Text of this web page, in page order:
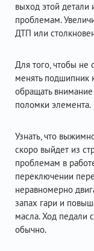
выход этой детали
проблемам.
ДТП или
Для того, чтобы не
менять подшипник
обращать
поломки элемента.
Узнать, что
скоро выйдет из
проблемам в
переключении
неравномерно
запах гари и
масла. Ход педали
обычно.